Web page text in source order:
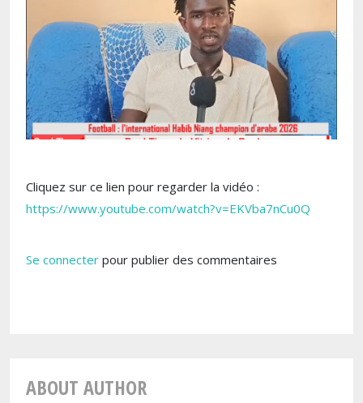
Cliquez sur ce lien pour regarder la vidéo :
https://www.youtube.com/watch?v=EKVba7nCu0Q
Se connecter pour publier des commentaires
ABOUT AUTHOR